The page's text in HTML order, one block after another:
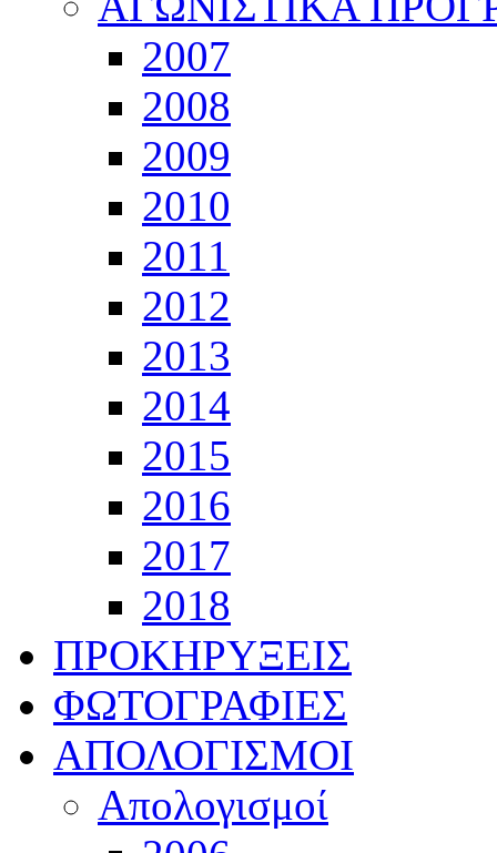
2007
2008
2009
2010
2011
2012
2013
2014
2015
2016
2017
2018
ΠΡΟΚΗΡΥΞΕΙΣ
ΦΩΤΟΓΡΑΦΙΕΣ
ΑΠΟΛΟΓΙΣΜΟΙ
Απολογισμοί